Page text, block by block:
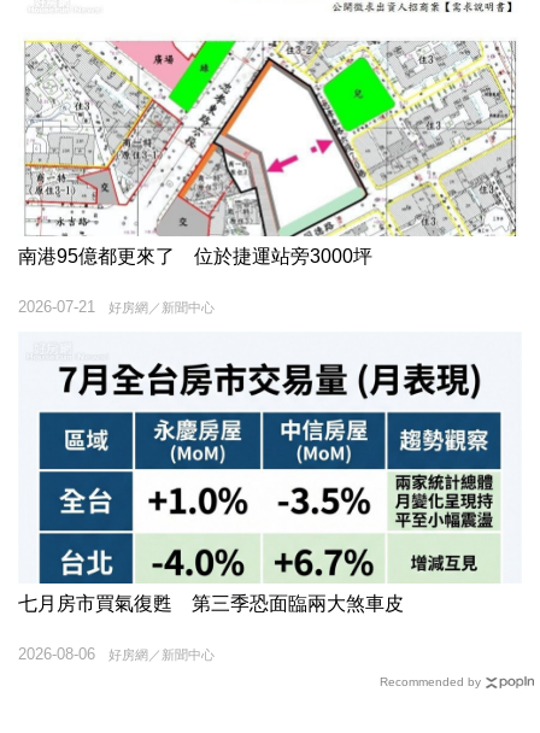
南港95億都更來了 位於捷運站旁3000坪
好房網／新聞中心
2026-07-21
七月房市買氣復甦 第三季恐面臨兩大煞車皮
好房網／新聞中心
2026-08-06
Recommended by